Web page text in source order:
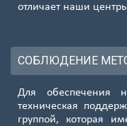
отличает наши
СОБЛЮДЕНИЕ
Для обеспечения
техническая
группой, которая